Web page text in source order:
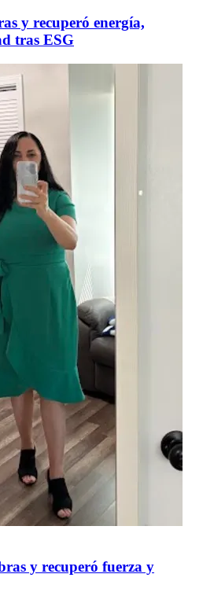
y recuperó energía,
tras ESG
y recuperó fuerza y